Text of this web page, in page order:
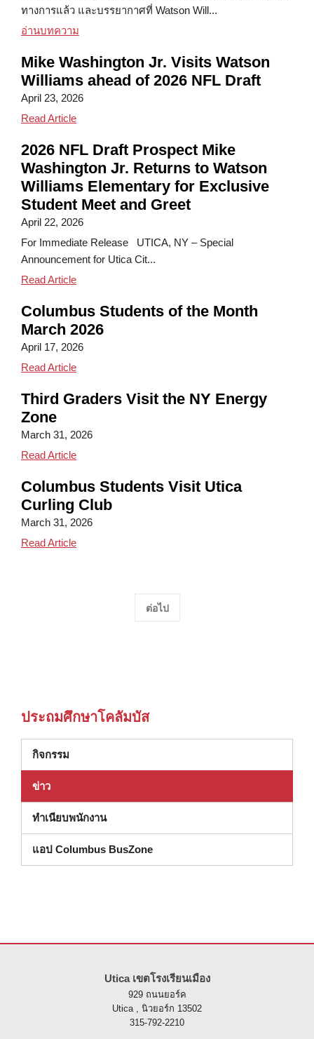
ทางการแล้ว และบรรยากาศที่ Watson Will...
อ่านบทความ
Mike Washington Jr. Visits Watson
Williams ahead of 2026 NFL Draft
April 23, 2026
Read ArticleMike Washington Jr. Visits Watson Williams ahead
2026 NFL Draft Prospect Mike
Washington Jr. Returns to Watson
Williams Elementary for Exclusive
Student Meet and Greet
April 22, 2026
For Immediate Release UTICA, NY – Special
Announcement for Utica Cit...
Read Article2026 NFL Draft Prospect Mike Washington Jr.
Columbus Students of the Month
March 2026
April 17, 2026
Read ArticleColumbus Students of the Month March 2026
Third Graders Visit the NY Energy
Zone
March 31, 2026
Read ArticleThird Graders Visit the NY Energy Zone
Columbus Students Visit Utica
Curling Club
March 31, 2026
Read ArticleColumbus Students Visit Utica Curling Club
ต่อไป
ประถมศึกษาโคลัมบัส
กิจกรรม
ข่าว
ทําเนียบพนักงาน
แอป Columbus BusZone
Utica เขตโรงเรียนเมือง
929 ถนนยอร์ค
Utica , นิวยอร์ก 13502
315-792-2210